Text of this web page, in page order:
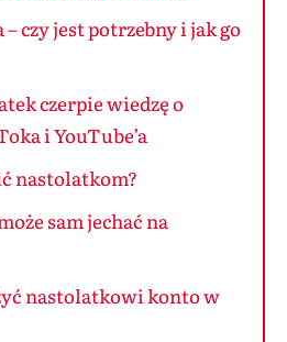
czy jest potrzebny i jak go
czerpie wiedzę o
i YouTube’a
nastolatkom?
sam jechać na
nastolatkowi konto w